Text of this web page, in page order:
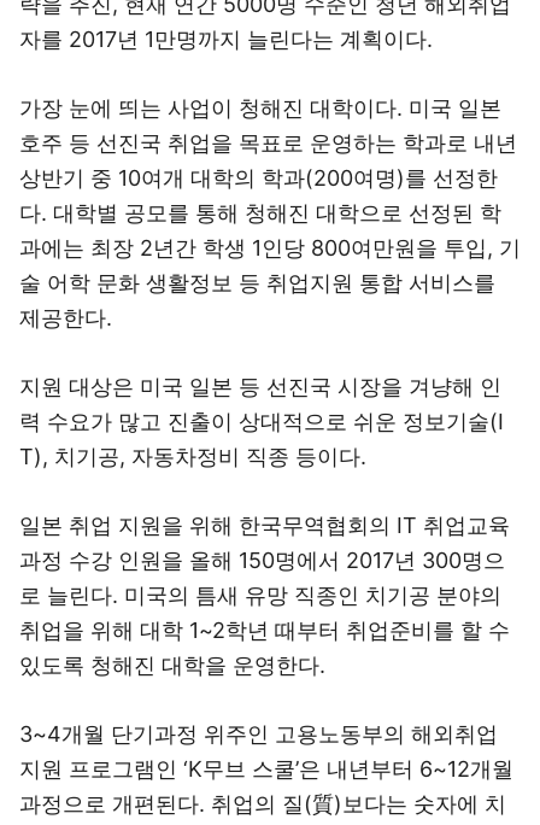
자를 2017년 1만명까지 늘린다는 계획이다.
가장 눈에 띄는 사업이 청해진 대학이다. 미국 일본
호주 등 선진국 취업을 목표로 운영하는 학과로 내년
상반기 중 10여개 대학의 학과(200여명)를 선정한
다. 대학별 공모를 통해 청해진 대학으로 선정된 학
과에는 최장 2년간 학생 1인당 800여만원을 투입, 기
술 어학 문화 생활정보 등 취업지원 통합 서비스를
제공한다.
지원 대상은 미국 일본 등 선진국 시장을 겨냥해 인
력 수요가 많고 진출이 상대적으로 쉬운 정보기술(I
T), 치기공, 자동차정비 직종 등이다.
일본 취업 지원을 위해 한국무역협회의 IT 취업교육
과정 수강 인원을 올해 150명에서 2017년 300명으
로 늘린다. 미국의 틈새 유망 직종인 치기공 분야의
취업을 위해 대학 1~2학년 때부터 취업준비를 할 수
있도록 청해진 대학을 운영한다.
3~4개월 단기과정 위주인 고용노동부의 해외취업
지원 프로그램인 ‘K무브 스쿨’은 내년부터 6~12개월
과정으로 개편된다. 취업의 질(質)보다는 숫자에 치